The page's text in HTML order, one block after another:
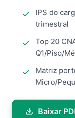
IPS do
trimestral
Top 20
Q1/Piso/
Matriz
Micro/
Baixar